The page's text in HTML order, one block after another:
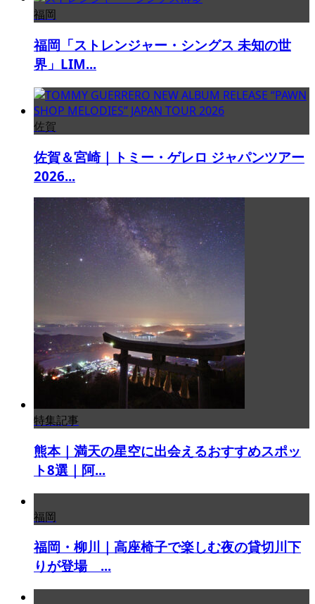
福岡
福岡「ストレンジャー・シングス 未知の世
界」LIM...
佐賀
佐賀＆宮崎｜トミー・ゲレロ ジャパンツアー
2026...
特集記事
熊本｜満天の星空に出会えるおすすめスポッ
ト8選｜阿...
福岡
福岡・柳川｜高座椅子で楽しむ夜の貸切川下
りが登場 ...